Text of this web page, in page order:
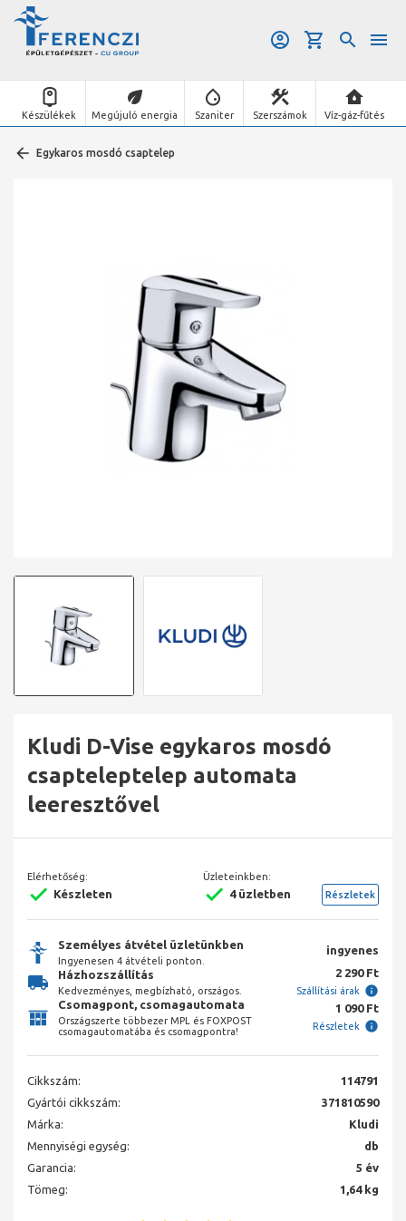
Készülékek Megújuló energia Szaniter Szerszámok Víz-gáz-fűtés
Egykaros mosdó csaptelep
Kludi D-Vise egykaros mosdó
csapteleptelep automata
leeresztővel
Elérhetőség:
Készleten
Üzleteinkben:
4 üzletben Részletek
Személyes átvétel üzletünkben
Ingyenesen 4 átvételi ponton.
ingyenes
Házhozszállítás
Kedvezményes, megbízható, országos.
2 290 Ft
Szállítási árak
Csomagpont, csomagautomata
Országszerte többezer MPL és FOXPOST
csomagautomatába és csomagpontra!
1 090 Ft
Részletek
Cikkszám:
114791
Gyártói cikkszám:
371810590
Márka:
Kludi
Mennyiségi egység:
db
Garancia:
5 év
Tömeg:
1,64 kg